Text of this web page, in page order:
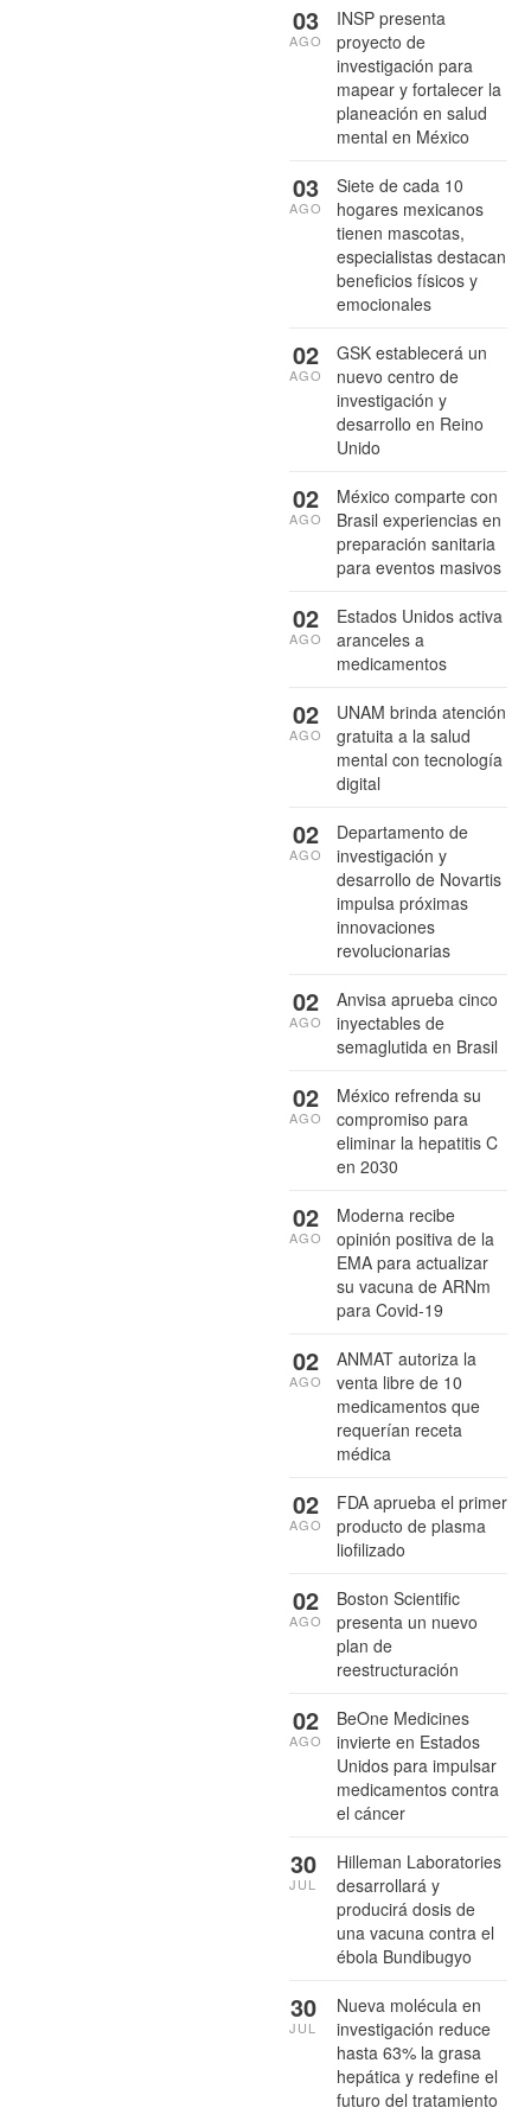
INSP presenta
proyecto de
investigación para
mapear y fortalecer la
planeación en salud
mental en México
03
AGO
Siete de cada 10
hogares mexicanos
tienen mascotas,
especialistas destacan
beneficios físicos y
emocionales
03
AGO
GSK establecerá un
nuevo centro de
investigación y
desarrollo en Reino
Unido
02
AGO
México comparte con
Brasil experiencias en
preparación sanitaria
para eventos masivos
02
AGO
Estados Unidos activa
aranceles a
medicamentos
02
AGO
UNAM brinda atención
gratuita a la salud
mental con tecnología
digital
02
AGO
Departamento de
investigación y
desarrollo de Novartis
impulsa próximas
innovaciones
revolucionarias
02
AGO
Anvisa aprueba cinco
inyectables de
semaglutida en Brasil
02
AGO
México refrenda su
compromiso para
eliminar la hepatitis C
en 2030
02
AGO
Moderna recibe
opinión positiva de la
EMA para actualizar
su vacuna de ARNm
para Covid-19
02
AGO
ANMAT autoriza la
venta libre de 10
medicamentos que
requerían receta
médica
02
AGO
FDA aprueba el primer
producto de plasma
liofilizado
02
AGO
Boston Scientific
presenta un nuevo
plan de
reestructuración
02
AGO
BeOne Medicines
invierte en Estados
Unidos para impulsar
medicamentos contra
el cáncer
02
AGO
Hilleman Laboratories
desarrollará y
producirá dosis de
una vacuna contra el
ébola Bundibugyo
30
JUL
Nueva molécula en
investigación reduce
hasta 63% la grasa
hepática y redefine el
futuro del tratamiento
30
JUL